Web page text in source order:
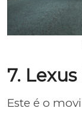
7. Lexus
Este é o